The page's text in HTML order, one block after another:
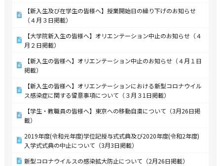
【新入生及び在学生の皆様へ】授業開始日の繰り下げのお知らせ
（４月３日掲載）
【大学院新入生の皆様へ】オリエンテーション中止のお知らせ（４
月２日掲載）
【新入生の皆様へ】オリエンテーション中止のお知らせ（４月１日
掲載）
【新入生の皆様へ】オリエンテーションにおける新型コロナウイル
ス感染症に関する留意事項について（３月３1日掲載）
【学生・教職員の皆様へ】東京への移動自粛について（3月26日掲
載）
2019年度(令和元年度)学位記授与式式典及び2020年度(令和2年度)
入学式式典の中止について（3月3日掲載）
新型コロナウイルスの感染拡大防止について（2月26日掲載）